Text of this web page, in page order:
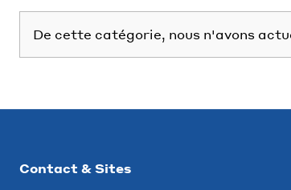
De cette catégorie, nous n'avons
Contact & Sites